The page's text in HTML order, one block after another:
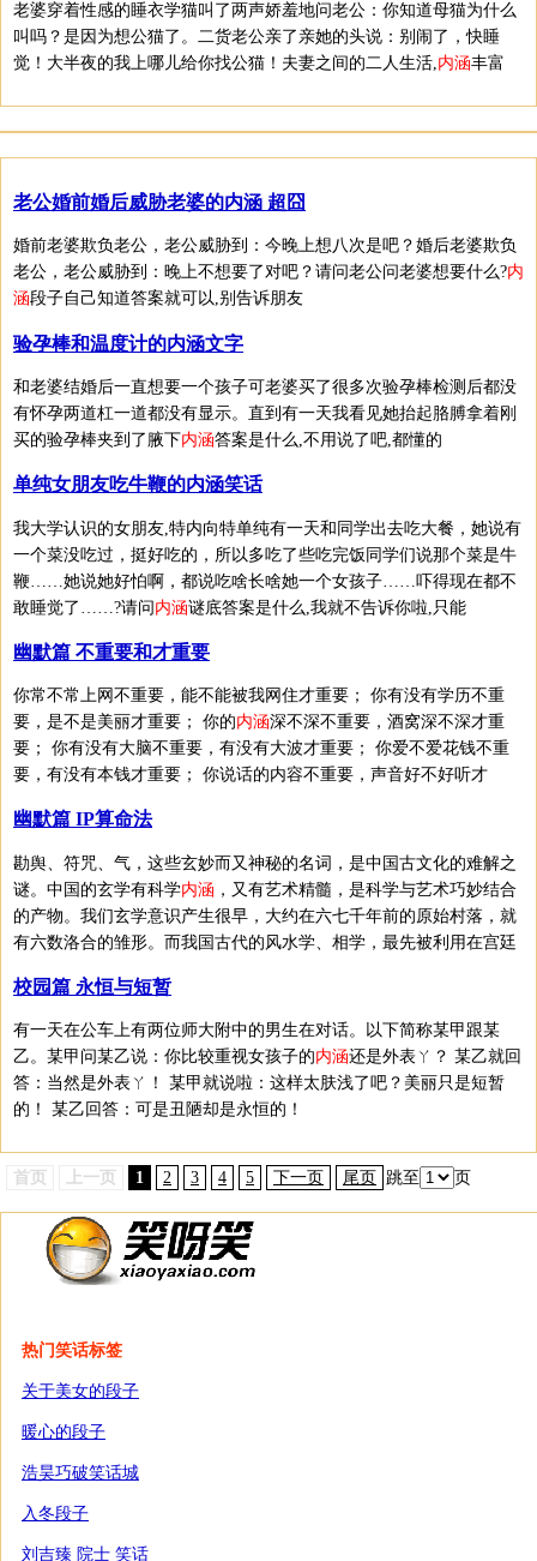
老婆穿着性感的睡衣学猫叫了两声娇羞地问老公：你知道母猫为什么
叫吗？是因为想公猫了。二货老公亲了亲她的头说：别闹了，快睡
觉！大半夜的我上哪儿给你找公猫！夫妻之间的二人生活,内涵丰富
老公婚前婚后威胁老婆的内涵 超囧
婚前老婆欺负老公，老公威胁到：今晚上想八次是吧？婚后老婆欺负
老公，老公威胁到：晚上不想要了对吧？请问老公问老婆想要什么?内
涵段子自己知道答案就可以,别告诉朋友
验孕棒和温度计的内涵文字
和老婆结婚后一直想要一个孩子可老婆买了很多次验孕棒检测后都没
有怀孕两道杠一道都没有显示。直到有一天我看见她抬起胳膊拿着刚
买的验孕棒夹到了腋下内涵答案是什么,不用说了吧,都懂的
单纯女朋友吃牛鞭的内涵笑话
我大学认识的女朋友,特内向特单纯有一天和同学出去吃大餐，她说有
一个菜没吃过，挺好吃的，所以多吃了些吃完饭同学们说那个菜是牛
鞭……她说她好怕啊，都说吃啥长啥她一个女孩子……吓得现在都不
敢睡觉了……?请问内涵谜底答案是什么,我就不告诉你啦,只能
幽默篇 不重要和才重要
你常不常上网不重要，能不能被我网住才重要； 你有没有学历不重
要，是不是美丽才重要； 你的内涵深不深不重要，酒窝深不深才重
要； 你有没有大脑不重要，有没有大波才重要； 你爱不爱花钱不重
要，有没有本钱才重要； 你说话的内容不重要，声音好不好听才
幽默篇 IP算命法
勘舆、符咒、气，这些玄妙而又神秘的名词，是中国古文化的难解之
谜。中国的玄学有科学内涵 ，又有艺术精髓，是科学与艺术巧妙结合
的产物。我们玄学意识产生很早，大约在六七千年前的原始村落，就
有六数洛合的雏形。而我国古代的风水学、相学，最先被利用在宫廷
校园篇 永恒与短暂
有一天在公车上有两位师大附中的男生在对话。以下简称某甲跟某
乙。某甲问某乙说：你比较重视女孩子的内涵还是外表ㄚ？ 某乙就回
答：当然是外表ㄚ！ 某甲就说啦：这样太肤浅了吧？美丽只是短暂
的！ 某乙回答：可是丑陋却是永恒的！
首页 上一页 1 2 3 4 5 下一页 尾页 跳至 页
热门笑话标签
关于美女的段子
暖心的段子
浩昊巧破笑话城
入冬段子
刘吉臻 院士 笑话